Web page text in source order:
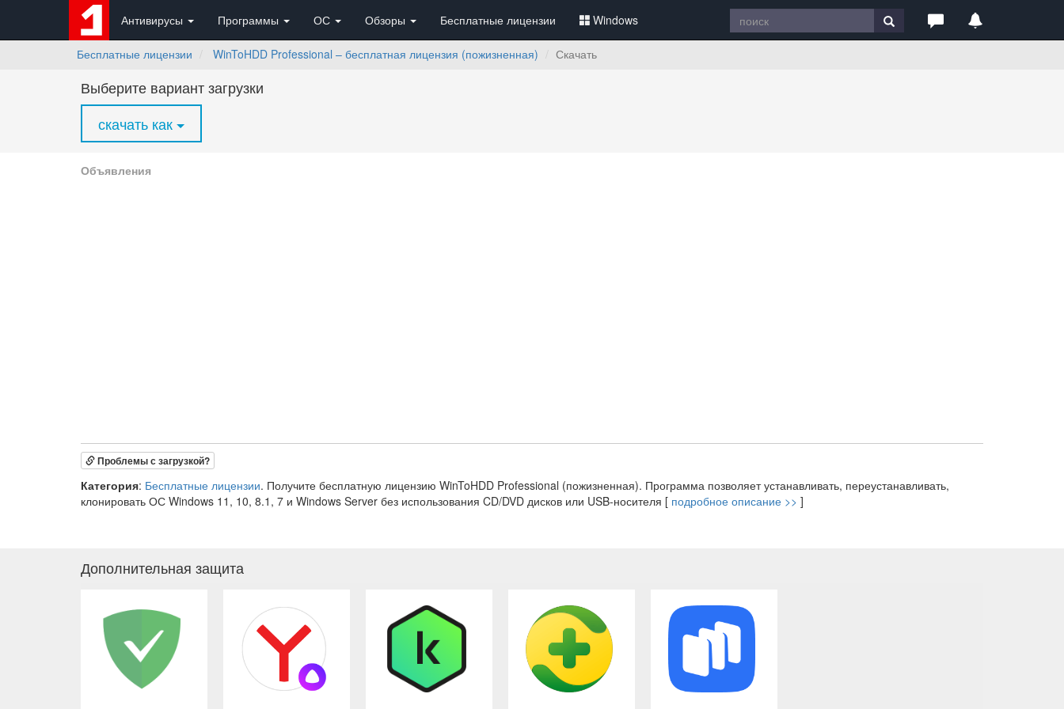
Антивирусы Программы ОС Обзоры Бесплатные лицензии Windows
Бесплатные лицензии WinToHDD Professional – бесплатная лицензия (пожизненная) Скачать
Выберите вариант загрузки
скачать как
Объявления
Проблемы с загрузкой?
Категория: Бесплатные лицензии. Получите бесплатную лицензию WinToHDD Professional (пожизненная). Программа позволяет устанавливать, переустанавливать,
клонировать ОС Windows 11, 10, 8.1, 7 и Windows Server без использования CD/DVD дисков или USB-носителя [ подробное описание >> ]
Дополнительная защита